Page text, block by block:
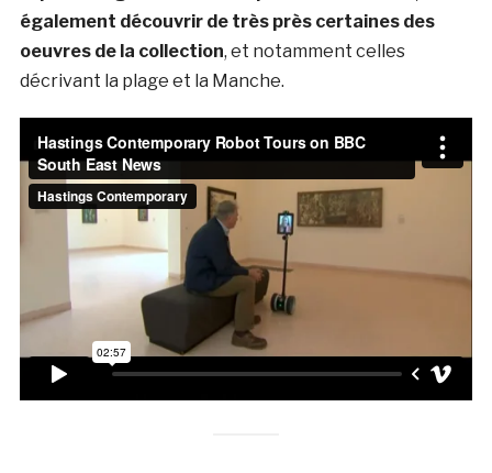
également découvrir de très près certaines des
oeuvres de la collection, et notamment celles
décrivant la plage et la Manche.